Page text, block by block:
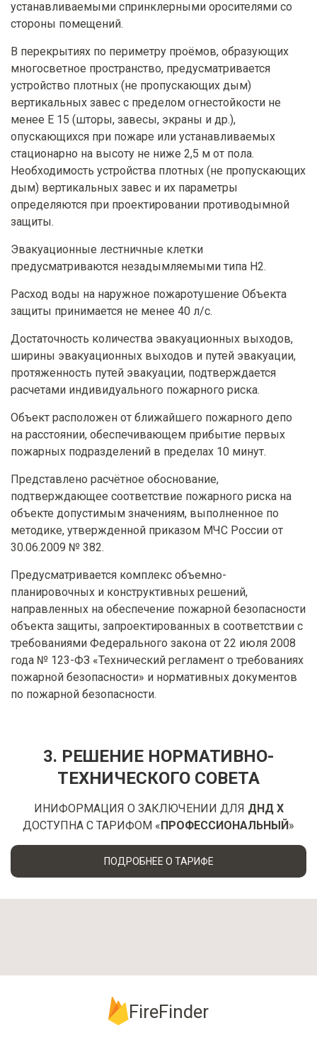
устанавливаемыми спринклерными оросителями со
стороны помещений.
В перекрытиях по периметру проёмов, образующих
многосветное пространство, предусматривается
устройство плотных (не пропускающих дым)
вертикальных завес с пределом огнестойкости не
менее E 15 (шторы, завесы, экраны и др.),
опускающихся при пожаре или устанавливаемых
стационарно на высоту не ниже 2,5 м от пола.
Необходимость устройства плотных (не пропускающих
дым) вертикальных завес и их параметры
определяются при проектировании противодымной
защиты.
Эвакуационные лестничные клетки
предусматриваются незадымляемыми типа Н2.
Расход воды на наружное пожаротушение Объекта
защиты принимается не менее 40 л/с.
Достаточность количества эвакуационных выходов,
ширины эвакуационных выходов и путей эвакуации,
протяженность путей эвакуации, подтверждается
расчетами индивидуального пожарного риска.
Объект расположен от ближайшего пожарного депо
на расстоянии, обеспечивающем прибытие первых
пожарных подразделений в пределах 10 минут.
Представлено расчётное обоснование,
подтверждающее соответствие пожарного риска на
объекте допустимым значениям, выполненное по
методике, утвержденной приказом МЧС России от
30.06.2009 № 382.
Предусматривается комплекс объемно-
планировочных и конструктивных решений,
направленных на обеспечение пожарной безопасности
объекта защиты, запроектированных в соответствии с
требованиями Федерального закона от 22 июля 2008
года № 123-ФЗ «Технический регламент о требованиях
пожарной безопасности» и нормативных документов
по пожарной безопасности.
3. РЕШЕНИЕ НОРМАТИВНО-
ТЕХНИЧЕСКОГО СОВЕТА
ИНИФОРМАЦИЯ О ЗАКЛЮЧЕНИИ ДЛЯ ДНД Х
ДОСТУПНА С ТАРИФОМ « ПРОФЕССИОНАЛЬНЫЙ »
ПОДРОБНЕЕ О ТАРИФЕ
FireFinder